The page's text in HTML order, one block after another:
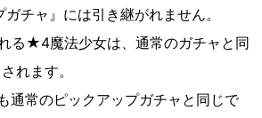
チャ』には引き継がれません。
る★4魔法少女は、通常のガチャと同
れます。
通常のピックアップガチャと同じで